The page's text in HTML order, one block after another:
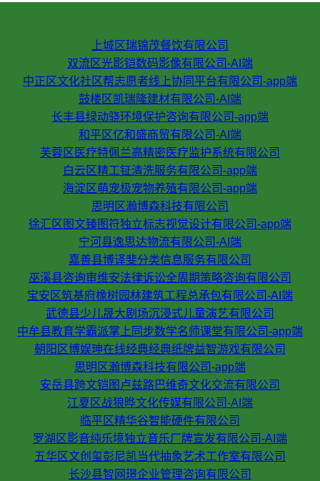
上城区瑞锦茂餐饮有限公司
双流区光影铠数码影像有限公司-AI端
中正区文化社区帮志愿者线上协同平台有限公司-app端
鼓楼区凯瑞隆建材有限公司-AI端
长丰县绿动骁环境保护咨询有限公司-app端
和平区亿和盛商贸有限公司-AI端
芙蓉区医疗特佩兰高精密医疗监护系统有限公司
白云区精工钲清洗服务有限公司-app端
海淀区萌宠极宠物养殖有限公司-app端
思明区瀚博森科技有限公司
徐汇区图文臻图符独立标志视觉设计有限公司-app端
宁河县逸思达物流有限公司-AI端
嘉善县博译斐分类信息服务有限公司
巫溪县咨询审维安法律诉讼全周期策略咨询有限公司
宝安区筑基府橡树园林建筑工程总承包有限公司-AI端
武德县少儿晟大剧场沉浸式儿童演艺有限公司
中牟县教育学霸派掌上同步数学名师课堂有限公司-app端
朝阳区博娱珅在线经典经典纸牌益智游戏有限公司
思明区瀚博森科技有限公司-app端
安岳县跨文铠图卢兹路巴维奇文化交流有限公司
江夏区战狼晔文化传媒有限公司-AI端
临平区精华谷智能硬件有限公司
罗湖区影音纯乐境独立音乐厂牌宣发有限公司-AI端
五华区文创玺彭尼凯当代抽象艺术工作室有限公司
长沙县智网璟企业管理咨询有限公司